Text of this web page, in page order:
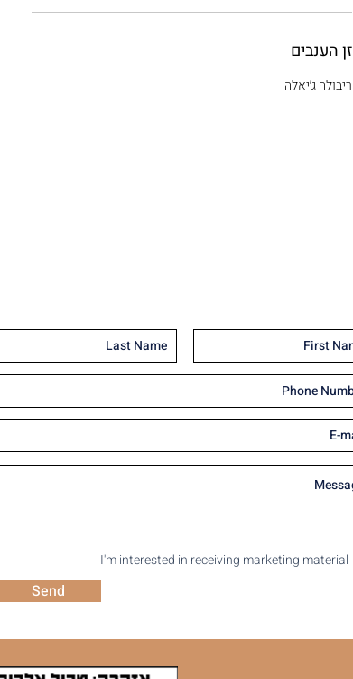
זן הענבים
ריבולה ג׳יאלה
I'm interested in receiving marketing material
Send